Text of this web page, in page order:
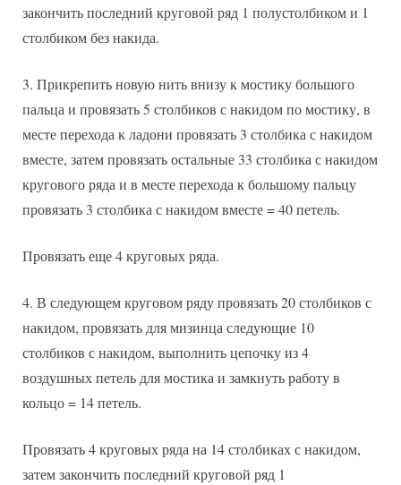
закончить последний круговой ряд 1 полустолбиком и 1
столбиком без накида.
Прикрепить новую нить внизу к мостику большого
пальца и провязать 5 столбиков с накидом по мостику, в
месте перехода к ладони провязать 3 столбика с накидом
вместе, затем провязать остальные 33 столбика с накидом
кругового ряда и в месте перехода к большому пальцу
провязать 3 столбика с накидом вместе = 40 петель.
Провязать еще 4 круговых ряда.
В следующем круговом ряду провязать 20 столбиков с
накидом, провязать для мизинца следующие 10
столбиков с накидом, выполнить цепочку из 4
воздушных петель для мостика и замкнуть работу в
кольцо = 14 петель.
Провязать 4 круговых ряда на 14 столбиках с накидом,
затем закончить последний круговой ряд 1